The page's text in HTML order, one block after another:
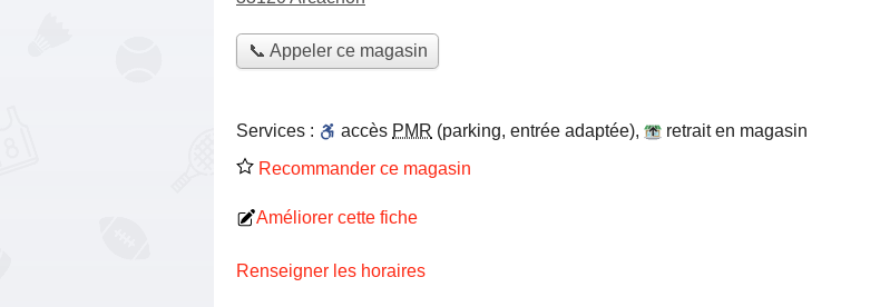
📞 Appeler ce magasin
Services : accès PMR (parking, entrée adaptée),
retrait en magasin
Recommander ce magasin
Améliorer cette fiche
Renseigner les horaires